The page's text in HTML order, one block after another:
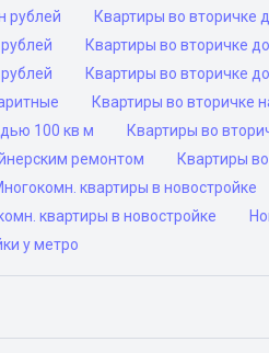
рублей
Квартиры во вторичке
Квартиры во вторичке
Квартиры во вторичке
Квартиры во вторичке
100 кв м
Квартиры во
ремонтом
Квартиры
квартиры в новостройке
квартиры в новостройке
у метро